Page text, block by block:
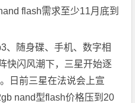
flash需求至少11月底到
随身碟、手机、数字相
快闪风潮下，三星开始逐
日前三星在法说会上宣
nand型flash价格压到20